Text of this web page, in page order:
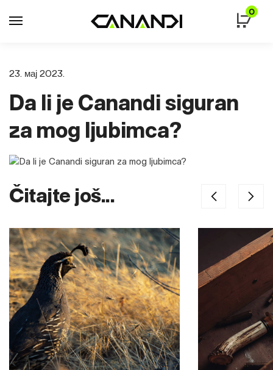
0
23. мај 2023.
Da li je Canandi siguran
za mog ljubimca?
Čitajte još...